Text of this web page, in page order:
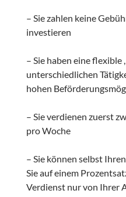
– Sie zahlen keine
investieren
– Sie haben eine
unterschiedlichen
hohen
– Sie verdienen zuerst
pro Woche
– Sie können selbst
Sie auf einem
Verdienst nur von Ihrer